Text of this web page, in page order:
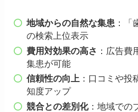
地域からの自然な集患：「
の検索上位表示
費用対効果の高さ ：広告費
集患が可能
信頼性の向上：口コミや投
知度アップ
競合との差別化：地域での